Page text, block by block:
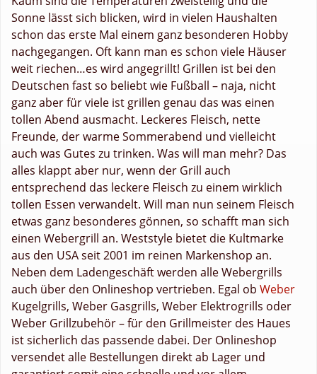
Sonne lässt sich blicken, wird in vielen Haushalten
schon das erste Mal einem ganz besonderen Hobby
nachgegangen. Oft kann man es schon viele Häuser
weit riechen…es wird angegrillt! Grillen ist bei den
Deutschen fast so beliebt wie Fußball – naja, nicht
ganz aber für viele ist grillen genau das was einen
tollen Abend ausmacht. Leckeres Fleisch, nette
Freunde, der warme Sommerabend und vielleicht
auch was Gutes zu trinken. Was will man mehr? Das
alles klappt aber nur, wenn der Grill auch
entsprechend das leckere Fleisch zu einem wirklich
tollen Essen verwandelt. Will man nun seinem Fleisch
etwas ganz besonderes gönnen, so schafft man sich
einen Webergrill an. Weststyle bietet die Kultmarke
aus den USA seit 2001 im reinen Markenshop an.
Neben dem Ladengeschäft werden alle Webergrills
auch über den Onlineshop vertrieben. Egal ob Weber
Kugelgrills, Weber Gasgrills, Weber Elektrogrills oder
Weber Grillzubehör – für den Grillmeister des Haues
ist sicherlich das passende dabei. Der Onlineshop
versendet alle Bestellungen direkt ab Lager und